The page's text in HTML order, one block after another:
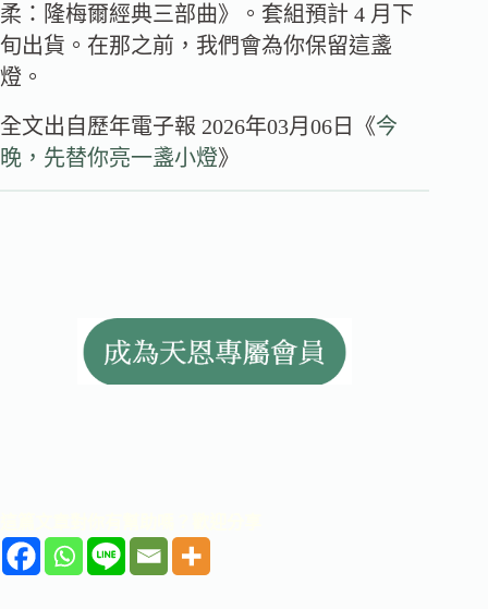
柔：隆梅爾經典三部曲》。套組預計 4 月下
旬出貨。在那之前，我們會為你保留這盞
燈。
全文出自歷年電子報 2026年03月06日《今
晚，先替你亮一盞小燈》